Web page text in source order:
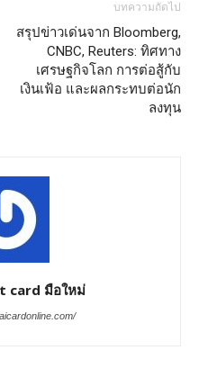
บทความถัดไป
สรุปข่าวเด่นจาก Bloomberg,
CNBC, Reuters: ทิศทาง
เศรษฐกิจโลก การต่อสู้กับ
เงินเฟ้อ และผลกระทบต่อนัก
ลงทุน
card มือใหม่